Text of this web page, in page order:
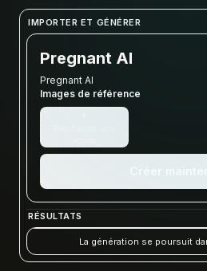
IMPORTER ET GÉNÉRER
Pregnant AI
Pregnant AI
Images de référence
RÉSULTATS
La génération se poursuit